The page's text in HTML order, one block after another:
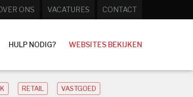
ONS VACATURES CONTACT
HULP NODIG? WEBSITES BEKIJKEN
RETAIL VASTGOED